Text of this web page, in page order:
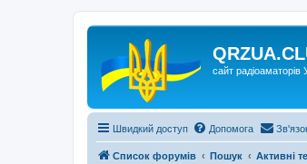
сайт радіоаматорів
Швидкий доступ Допомога
Список форумів Пошук Активні